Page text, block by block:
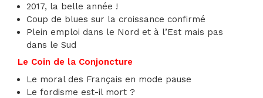
2017, la belle année !
Coup de blues sur la croissance confirmé
Plein emploi dans le Nord et à l’Est mais pas
dans le Sud
Le Coin de la Conjoncture
Le moral des Français en mode pause
Le fordisme est-il mort ?